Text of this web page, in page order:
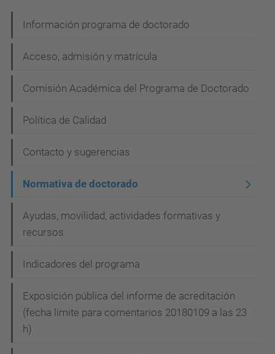
a
v
g
a
i
ó
Información programa de doctorado
Acceso, admisión y matrícula
Comisión Académica del Programa de Doctorado
Política de Calidad
Contacto y sugerencias
Normativa de doctorado
Ayudas, movilidad, actividades formativas y
recursos
Indicadores del programa
Exposición pública del informe de acreditación
(fecha límite para comentarios 20180109 a las 23
h)